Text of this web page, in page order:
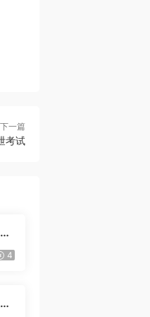
下一篇
考试
4